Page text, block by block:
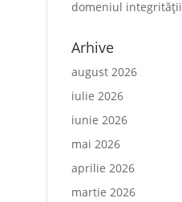
domeniul integrității
Arhive
august 2026
iulie 2026
iunie 2026
mai 2026
aprilie 2026
martie 2026